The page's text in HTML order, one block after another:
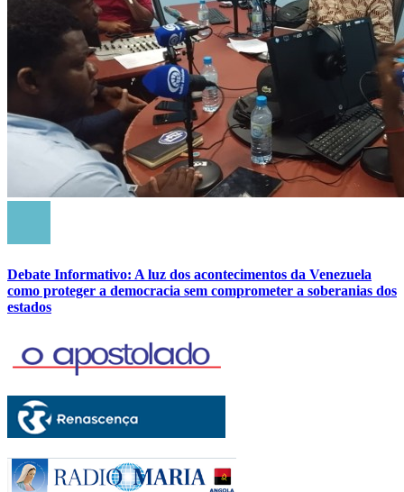
Debate Informativo: A luz dos acontecimentos da Venezuela
como proteger a democracia sem comprometer a soberanias dos
estados